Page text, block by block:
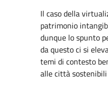
Il caso della
patrimonio
dunque lo spunto
da questo ci si
temi di contesto
alle città